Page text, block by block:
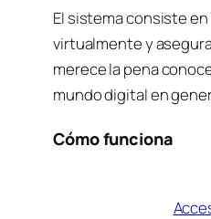
El sistema consiste
virtualmente y
merece la pena
mundo digital en
Cómo funciona